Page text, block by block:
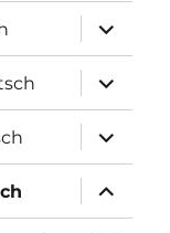
öffnen
öffnen
öffnen
öffnen